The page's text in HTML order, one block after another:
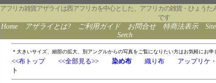
アフリカ雑貨アザライは西アフリカを中心とした、アフリカの雑貨・ひょう
です
Home
アザライとは? ご利用ガイド お問合せ 特商法表示
Serch
＊大きいサイズ、細部の拡大、別アングルからの写真をご覧になりたい方はお気軽にお申
<<布トップ <<全部見る>> 染め布 織り布
アップリケ
ト